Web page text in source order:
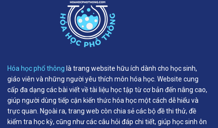
Hóa học phổ thông là trang website hữu ích dành cho học sinh,
giáo viên và những người yêu thích môn hóa học. Website cung
cấp đa dạng các bài viết về tài liệu học tập từ cơ bản đến nâng cao,
giúp người dùng tiếp cận kiến thức hóa học một cách dễ hiểu và
trực quan. Ngoài ra, trang web còn chia sẻ các bộ đề thi thử, đề
kiểm tra học kỳ, cũng như các câu hỏi đáp chi tiết, giúp học sinh ôn